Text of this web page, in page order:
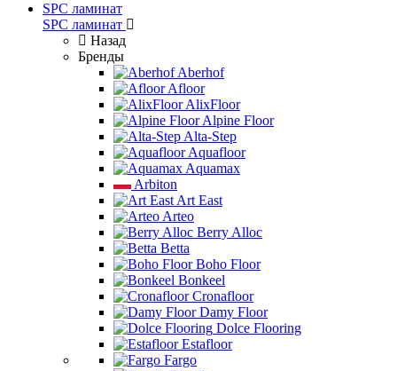
SPC ламинат
SPC ламинат
Назад
Бренды
Aberhof
Afloor
AlixFloor
Alpine Floor
Alta-Step
Aquafloor
Aquamax
Arbiton
Art East
Arteo
Berry Alloc
Betta
Boho Floor
Bonkeel
Cronafloor
Damy Floor
Dolce Flooring
Estafloor
Fargo